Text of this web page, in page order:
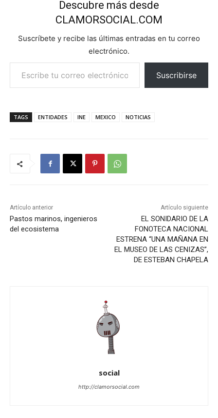
Descubre más desde
CLAMORSOCIAL.COM
Suscríbete y recibe las últimas entradas en tu correo
electrónico.
Escribe tu correo electrónico…
Suscribirse
TAGS ENTIDADES INE MEXICO NOTICIAS
Artículo anterior
Pastos marinos, ingenieros
del ecosistema
Artículo siguiente
EL SONIDARIO DE LA
FONOTECA NACIONAL
ESTRENA “UNA MAÑANA EN
EL MUSEO DE LAS CENIZAS”,
DE ESTEBAN CHAPELA
social
http://clamorsocial.com